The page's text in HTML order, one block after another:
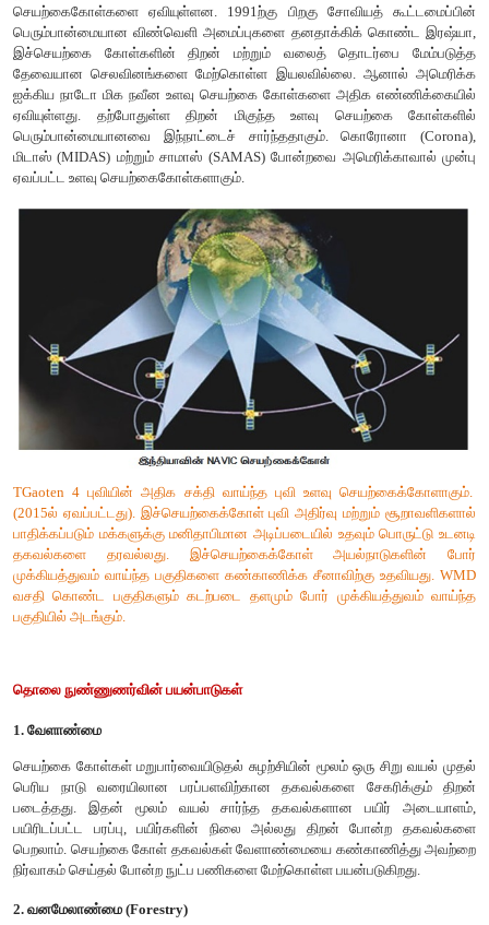
மூன்றில் ஒரு பகுதியை ஒரே நேரத்தில் கண்காணிக்க
தொடர்பிற்காகவும் வானிலைசார்
செயற்கைகோள்கள் பயன்படுத்தப்படுகின்றன. GOES, METEO
மற்றும் INSAT செயற்கை கோள்கள் இவ்வகையைச் சார்ந்தது.
புவிநிலைச் செயற்கை கோளான APPLEஐ ஜுன் 19,1981ல்
அதிர்வெண் பட்டை (C - band) செலுத்தி வாங்கியை
இந்திய வானிலை ஆராய்ச்சி நிறுவனத்தால் (ISRO) சோதனை
TIROS,HCMM,SKYLAB மற்றும் விண்வெளிக்கலன்கள்
இவ்வகையைச் சார்ந்தவை.
தன் முதல் முயற்சியிலேயே செவ்வாய்கிரகத்தை
இந்தியாவாகும்.